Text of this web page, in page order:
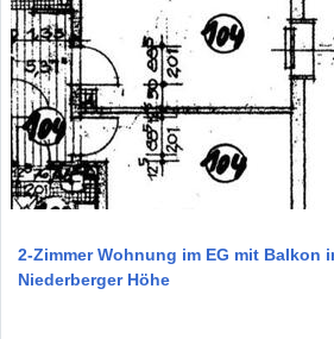
2-Zimmer Wohnung im EG mit Balkon
Niederberger Höhe